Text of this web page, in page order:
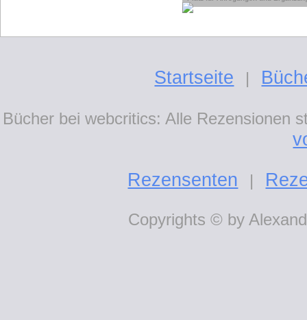
Startseite |
Bücher bei webcritics: Alle Rezensionen
Rezensenten
|
Copyrights © by